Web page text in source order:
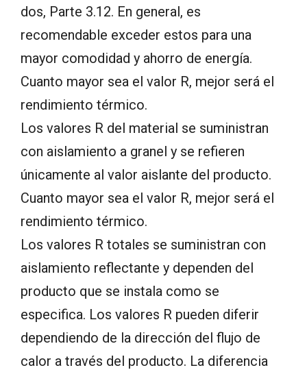
dos, Parte 3.12. En general, es
recomendable exceder estos para una
mayor comodidad y ahorro de energía.
Cuanto mayor sea el valor R, mejor será el
rendimiento térmico.
Los valores R del material se suministran
con aislamiento a granel y se refieren
únicamente al valor aislante del producto.
Cuanto mayor sea el valor R, mejor será el
rendimiento térmico.
Los valores R totales se suministran con
aislamiento reflectante y dependen del
producto que se instala como se
especifica. Los valores R pueden diferir
dependiendo de la dirección del flujo de
calor a través del producto. La diferencia